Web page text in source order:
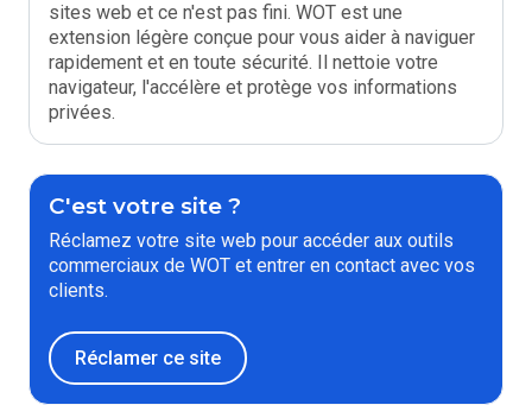
sites web et ce n'est pas fini. WOT est une
extension légère conçue pour vous aider à naviguer
rapidement et en toute sécurité. Il nettoie votre
navigateur, l'accélère et protège vos informations
privées.
C'est votre site ?
Réclamez votre site web pour accéder aux outils
commerciaux de WOT et entrer en contact avec vos
clients.
Réclamer ce site